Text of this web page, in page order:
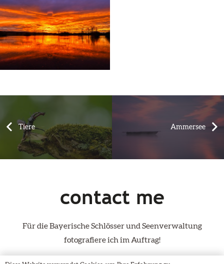
Tiere Ammersee
contact me
Für die Bayerische Schlösser und Seenverwaltung
fotografiere ich im Auftrag!